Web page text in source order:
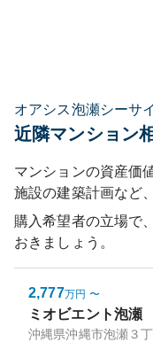
オアシス泡瀬シーサ
近隣マンション
マンションの資産価
施設の建築計画など
購入希望者の立場で
おきましょう。
2,777万円 〜
ミオビエント泡瀬
沖縄県沖縄市泡瀬３